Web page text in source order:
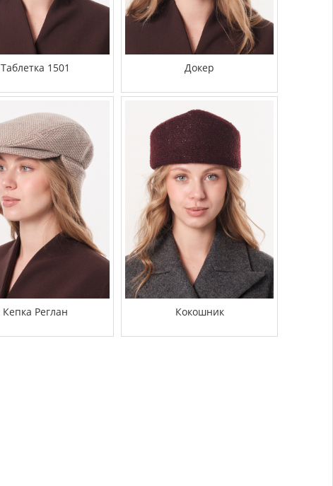
Таблетка 1501 Докер
Кепка Реглан Кокошник